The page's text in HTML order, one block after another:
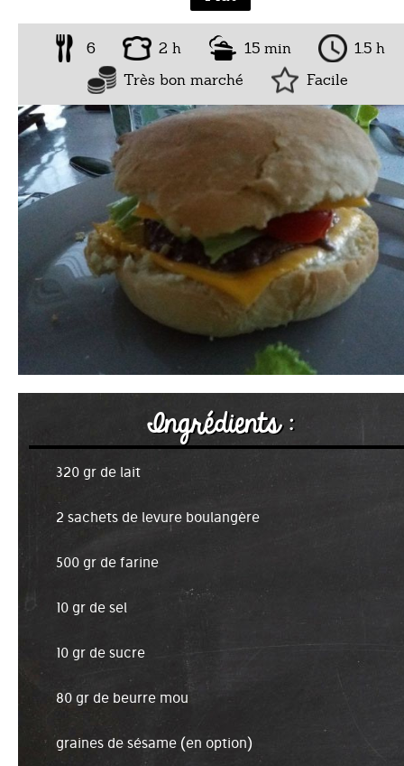
6 2 h 15 min
1.5 h
Très bon marché
Facile
Ingrédients :
320 gr de lait
2 sachets de levure boulangère
500 gr de farine
10 gr de sel
10 gr de sucre
80 gr de beurre mou
graines de sésame (en option)